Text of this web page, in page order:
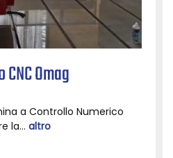
Omag
a Controllo Numerico
la... altro